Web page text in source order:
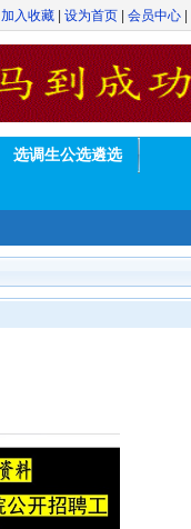
加入收藏 设为首页 会员中心
选调生公选遴选